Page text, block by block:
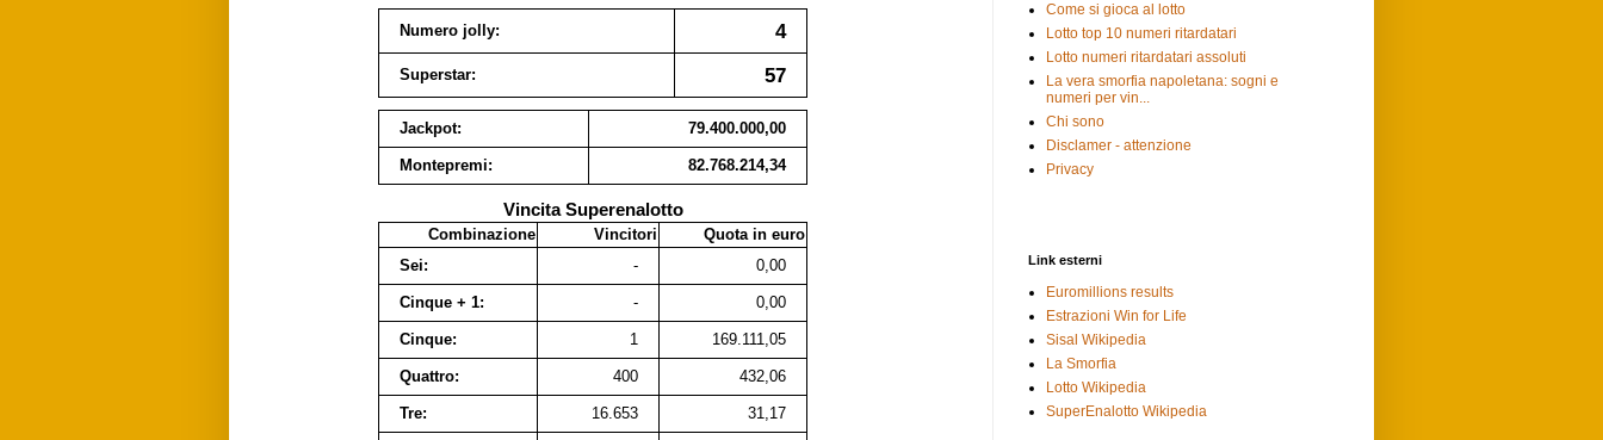
Numero jolly: 4
Superstar: 57
Jackpot: 79.400.000,00
Montepremi: 82.768.214,34
Vincita Superenalotto
Combinazione Vincitori
Quota in euro
Sei:
- 0,00
Cinque + 1: - 0,00
Cinque: 1 169.111,05
Quattro: 400 432,06
Tre: 16.653 31,17
Come si gioca al lotto
Lotto top 10 numeri ritardatari
Lotto numeri ritardatari assoluti
La vera smorfia napoletana: sogni e
numeri per vin...
Chi sono
Disclamer - attenzione
Privacy
Link esterni
Euromillions results
Estrazioni Win for Life
Sisal Wikipedia
La Smorfia
Lotto Wikipedia
SuperEnalotto Wikipedia